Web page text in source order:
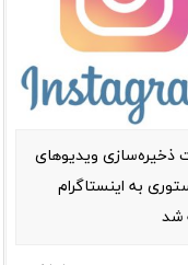
ذخیره‌‌سازی ویدیوهای
به اینستاگرام
شد